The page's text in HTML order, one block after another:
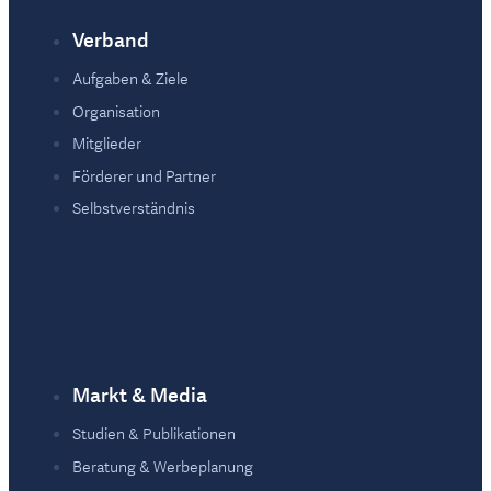
FußzeileVerband
Aufgaben & Ziele
Organisation
Mitglieder
Förderer und Partner
Selbstverständnis
Markt & Media
Studien & Publikationen
Beratung & Werbeplanung